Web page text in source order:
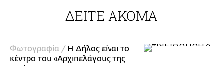
ΔΕΙΤΕ ΑΚΟΜΑ
Φωτογραφία / Η Δήλος είναι το
κέντρο του «Αρχιπελάγους της